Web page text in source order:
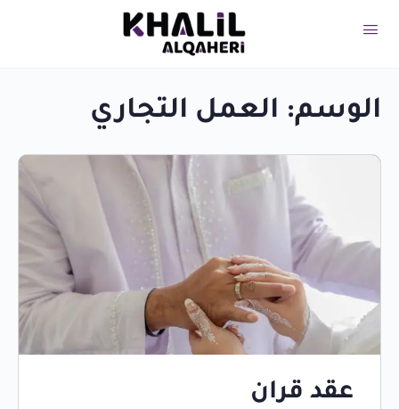
الوسم: العمل التجاري
عقد قران